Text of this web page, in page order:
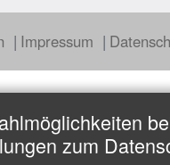
Impressum
zum